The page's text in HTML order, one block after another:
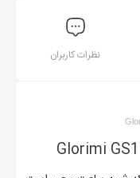
نظرات کاربران